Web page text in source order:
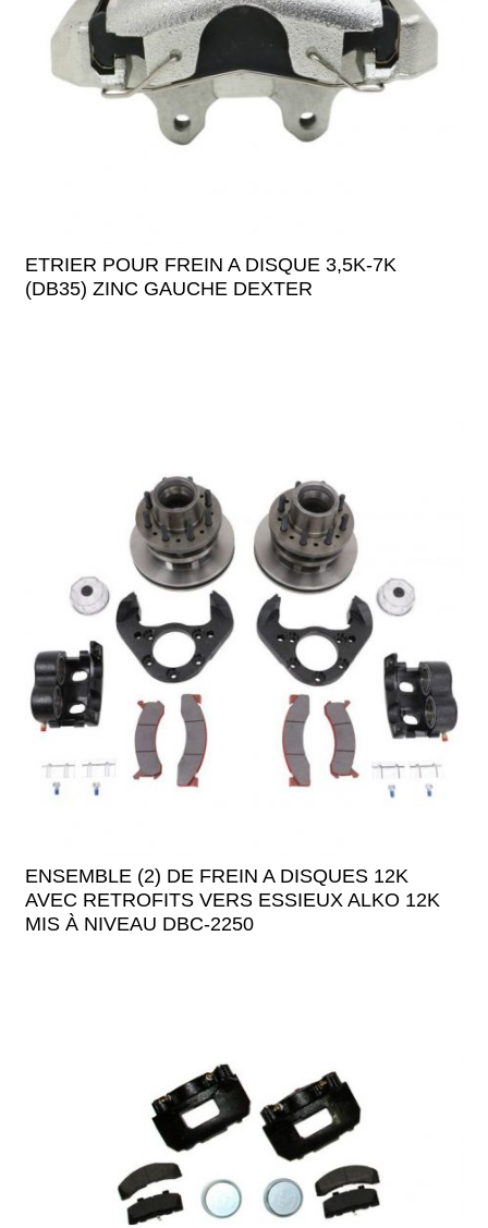
ETRIER POUR FREIN A DISQUE 3,5K-7K
(DB35) ZINC GAUCHE DEXTER
ENSEMBLE (2) DE FREIN A DISQUES 12K
AVEC RETROFITS VERS ESSIEUX ALKO 12K
MIS À NIVEAU DBC-2250